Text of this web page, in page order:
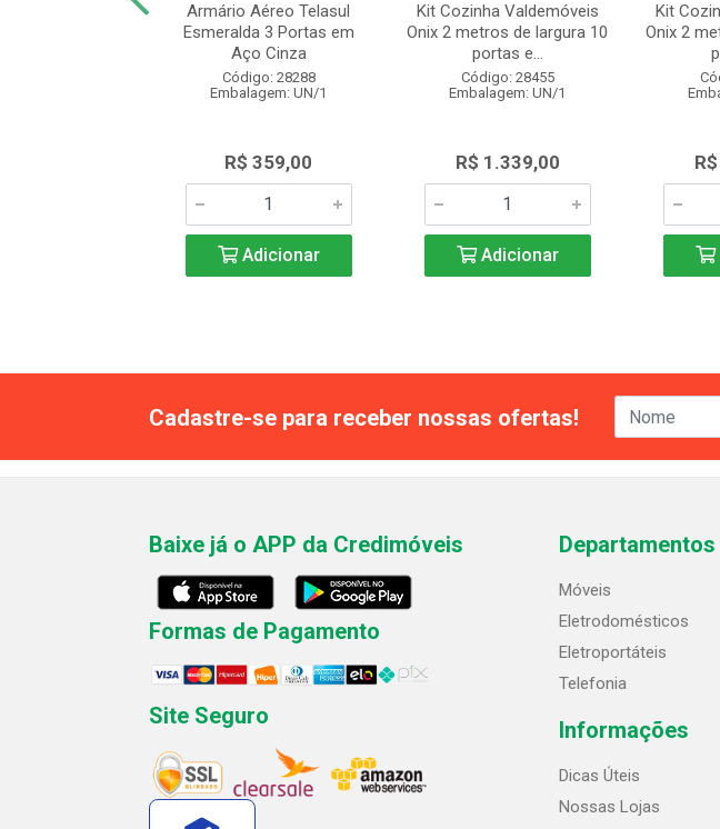
Armário Aéreo Telasul
Esmeralda 3 Portas em
Aço Cinza
Código: 28288
Embalagem: UN/1
R$ 359,00
Adicionar
Kit Cozinha Valdemóveis
Onix 2 metros de largura 10
portas e...
Código: 28455
Embalagem: UN/1
R$ 1.339,00
Adicionar
Kit
Onix 2
Cadastre-se para receber nossas ofertas!
Baixe já o APP da Credimóveis
Formas de Pagamento
Site Seguro
Departamentos
Móveis
Eletrodomésticos
Eletroportáteis
Telefonia
Informações
Dicas Úteis
Nossas Lojas